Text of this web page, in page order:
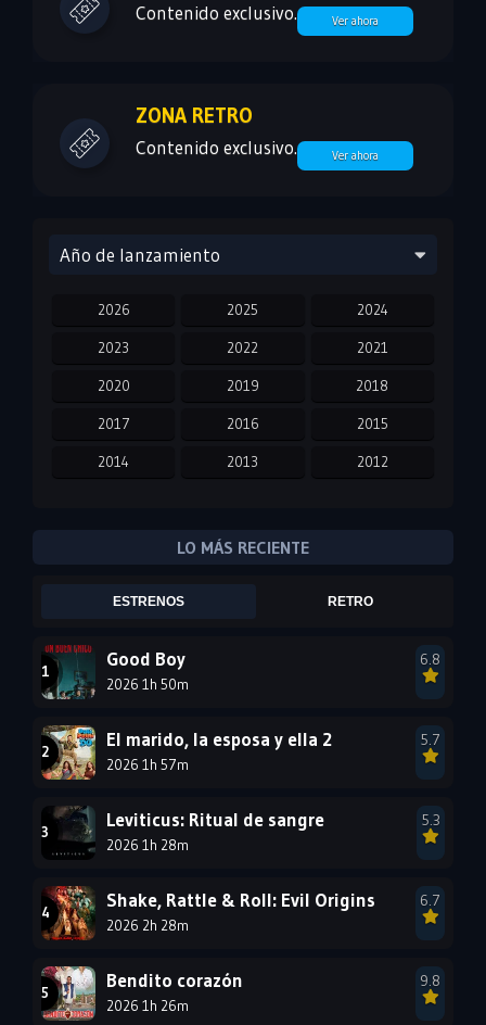
Contenido exclusivo. Ver ahora
ZONA RETRO
Contenido exclusivo. Ver ahora
Año de lanzamiento
2026 2025 2024
2023 2022 2021
2020 2019 2018
2017 2016 2015
2014 2013 2012
2007
1999
1996
1990
1984
1978
LO MÁS RECIENTE
ESTRENOS RETRO
Good Boy
2026 1h 50m
6.8
El marido, la esposa y ella 2
2026 1h 57m
5.7
Leviticus: Ritual de sangre
2026 1h 28m
5.3
Shake, Rattle & Roll: Evil Origins
2026 2h 28m
6.7
Bendito corazón
2026 1h 26m
9.8